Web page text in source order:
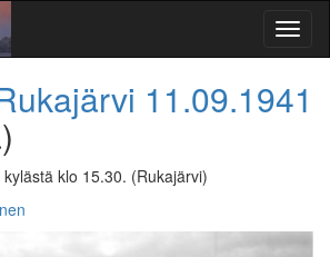
11.09.1941
klo 15.30. (Rukajärvi)